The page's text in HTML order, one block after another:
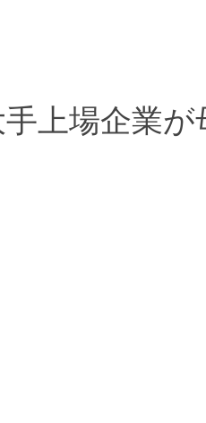
上場企業